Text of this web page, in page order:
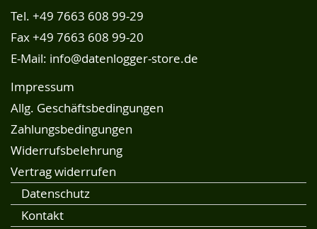
Tel. +49 7663 608 99-29
Fax +49 7663 608 99-20
E-Mail: info@datenlogger-store.de
Impressum
Allg. Geschäftsbedingungen
Zahlungsbedingungen
Widerrufsbelehrung
Vertrag widerrufen
Datenschutz
Kontakt